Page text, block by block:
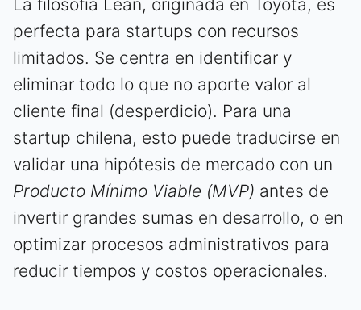
La filosofía Lean, originada en Toyota, es
perfecta para startups con recursos
limitados. Se centra en identificar y
eliminar todo lo que no aporte valor al
cliente final (desperdicio). Para una
startup chilena, esto puede traducirse en
validar una hipótesis de mercado con un
Producto Mínimo Viable (MVP) antes de
invertir grandes sumas en desarrollo, o en
optimizar procesos administrativos para
reducir tiempos y costos operacionales.